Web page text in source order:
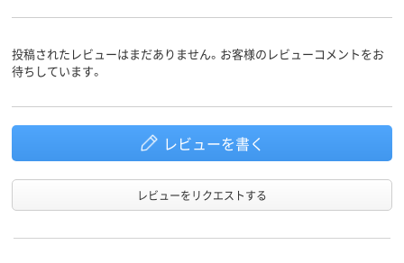
投稿されたレビューはまだありません。お客様のレビューコメントをお
待ちしています。
レビューを書く
レビューをリクエストする